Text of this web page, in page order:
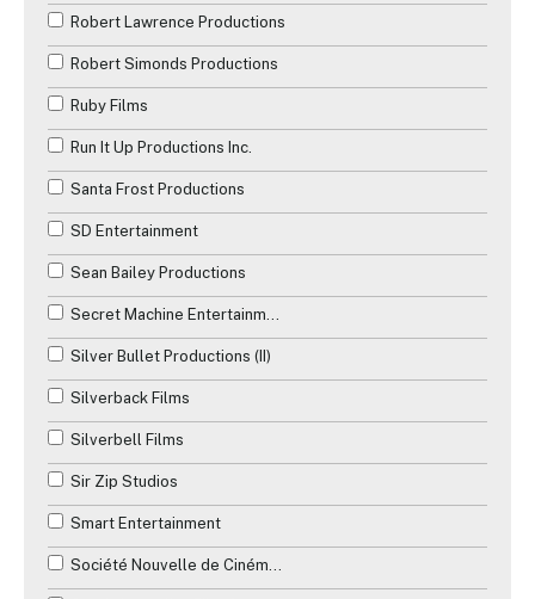
Robert Lawrence Productions
Robert Simonds Productions
Ruby Films
Run It Up Productions Inc.
Santa Frost Productions
SD Entertainment
Sean Bailey Productions
Secret Machine Entertainment
Silver Bullet Productions (II)
Silverback Films
Silverbell Films
Sir Zip Studios
Smart Entertainment
Société Nouvelle de Cinématographie (SNC)